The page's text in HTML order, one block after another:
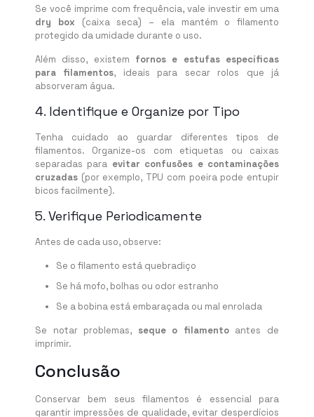
Se você imprime com frequência, vale investir em uma
dry box (caixa seca) – ela mantém o filamento
protegido da umidade durante o uso.
Além disso, existem fornos e estufas específicas
para filamentos, ideais para secar rolos que já
absorveram água.
4. Identifique e Organize por Tipo
Tenha cuidado ao guardar diferentes tipos de
filamentos. Organize-os com etiquetas ou caixas
separadas para evitar confusões e contaminações
cruzadas (por exemplo, TPU com poeira pode entupir
bicos facilmente).
5. Verifique Periodicamente
Antes de cada uso, observe:
Se o filamento está quebradiço
Se há mofo, bolhas ou odor estranho
Se a bobina está embaraçada ou mal enrolada
Se notar problemas, seque o filamentoantes de
imprimir.
Conclusão
Conservar bem seus filamentos é essencial para
garantir impressões de qualidade, evitar desperdícios